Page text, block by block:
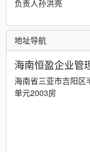
负责人孙洪亮
地址导航
海南恒盈企业管
海南省三亚市吉阳区
单元2003房